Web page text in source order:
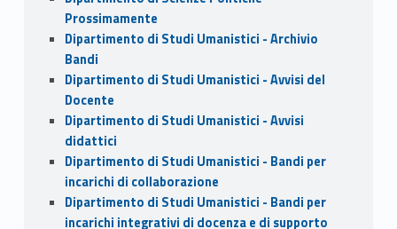
Prossimamente
Dipartimento di Studi Umanistici - Archivio
Bandi
Dipartimento di Studi Umanistici - Avvisi del
Docente
Dipartimento di Studi Umanistici - Avvisi
didattici
Dipartimento di Studi Umanistici - Bandi per
incarichi di collaborazione
Dipartimento di Studi Umanistici - Bandi per
incarichi integrativi di docenza e di supporto